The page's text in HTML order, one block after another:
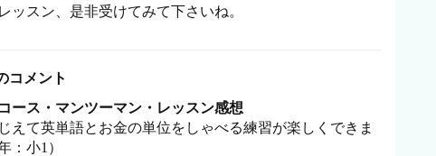
ッスン、是非受けてみて下さいね。
コメント
ース・マンツーマン・レッスン感想
えて英単語とお金の単位をしゃべる練習が楽しくできま
：小1）